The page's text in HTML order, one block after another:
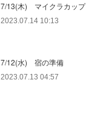
7/13(木) マイクラカップ
2023.07.14 10:13
7/12(水) 宿の準備
2023.07.13 04:57